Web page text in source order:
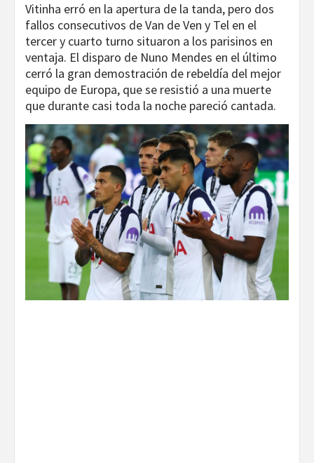
Vitinha erró en la apertura de la tanda, pero dos
fallos consecutivos de Van de Ven y Tel en el
tercer y cuarto turno situaron a los parisinos en
ventaja. El disparo de Nuno Mendes en el último
cerró la gran demostración de rebeldía del mejor
equipo de Europa, que se resistió a una muerte
que durante casi toda la noche pareció cantada.